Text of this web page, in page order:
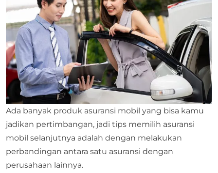
Ada banyak produk asuransi mobil yang bisa kamu
jadikan pertimbangan, jadi tips memilih asuransi
mobil selanjutnya adalah dengan melakukan
perbandingan antara satu asuransi dengan
perusahaan lainnya.